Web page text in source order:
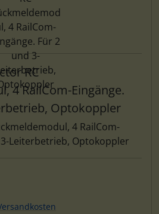
RC
4 RailCom-Eingänge.
Optokoppler
4 RailCom-
Leiterbetrieb, Optokoppler